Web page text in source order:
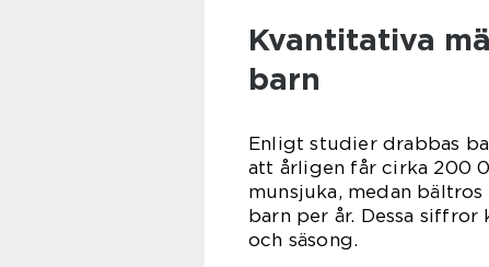
Kvantitativa
barn
Enligt studier drabbas
att årligen får cirka 200
munsjuka, medan
barn per år. Dessa
och säsong.